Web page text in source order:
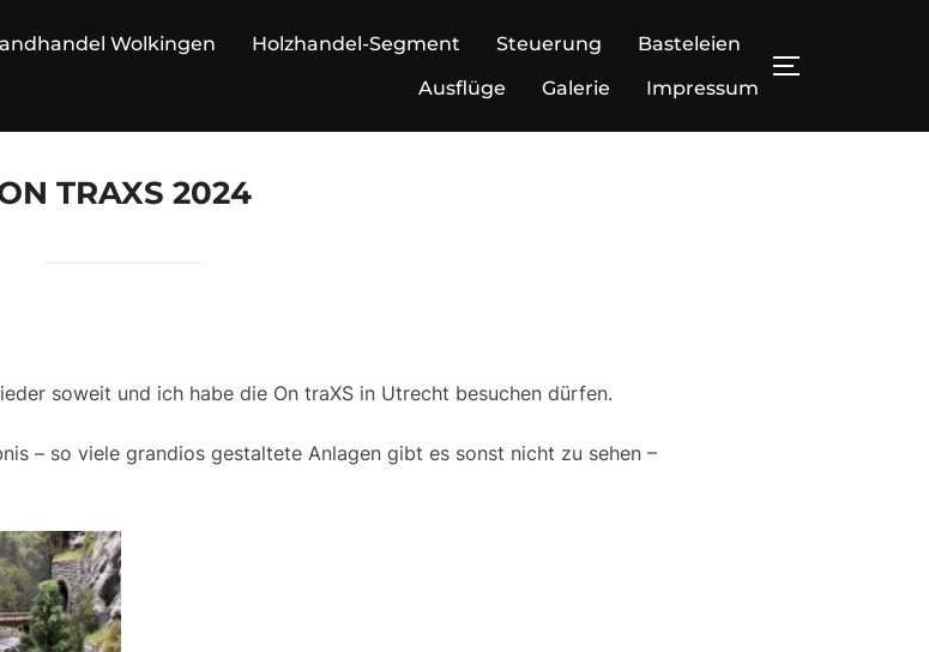
Wolkingen Holzhandel-Segment Steuerung
Basteleien
Ausflüge
Galerie Impressum
TRAXS 2024
soweit und ich habe die On traXS in Utrecht besuchen dürfen.
– so viele grandios gestaltete Anlagen gibt es sonst nicht zu sehen –